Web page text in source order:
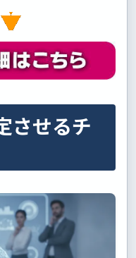
させるチ